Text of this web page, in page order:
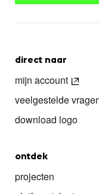
direct naar
mijn account
veelgestelde
download logo
ontdek
projecten